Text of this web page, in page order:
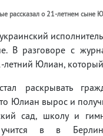
рассказал о 21-летнем
В разговоре с
летний Юлиан,
раскрывать
Юлиан вырос и
сад, школу и
в в